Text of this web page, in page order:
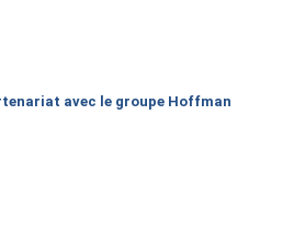
avec le groupe Hoffman